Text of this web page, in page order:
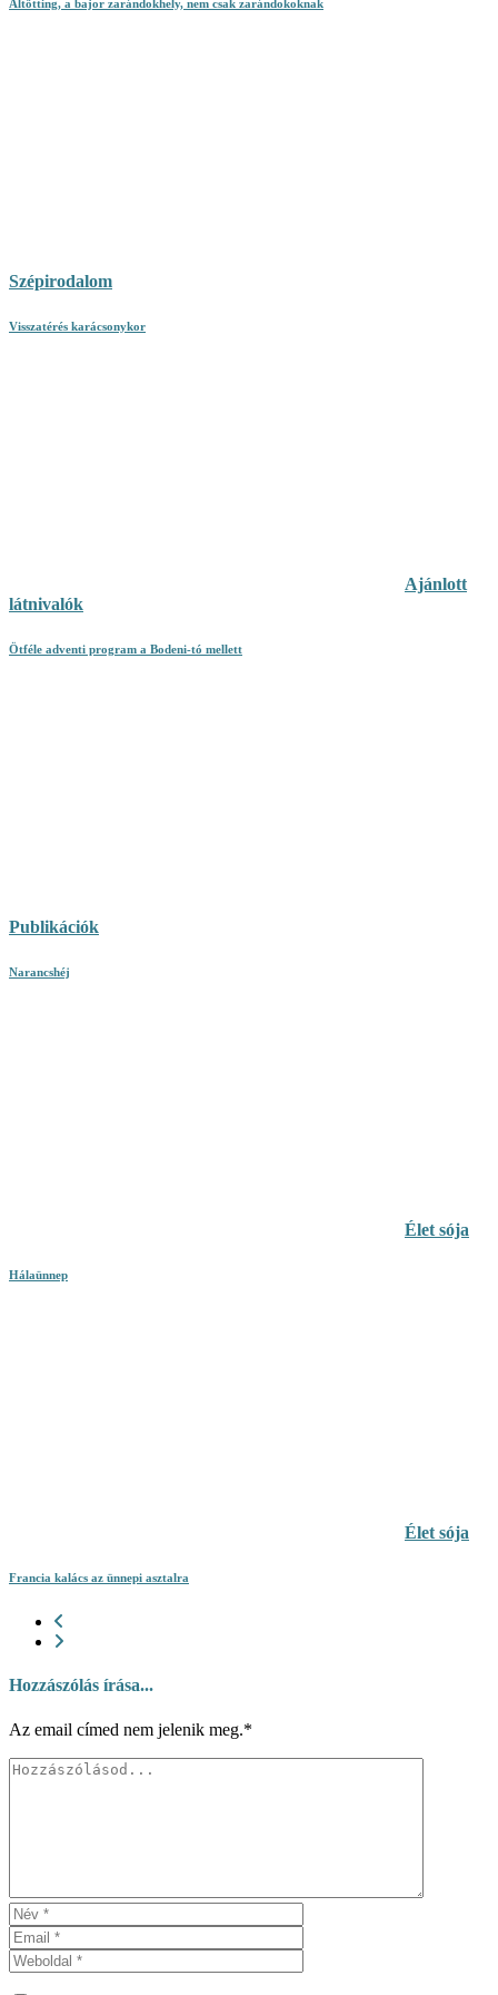
Altötting, a bajor zarándokhely, nem csak zarándokoknak
Szépirodalom
Visszatérés karácsonykor
Ajánlott
látnivalók
Ötféle adventi program a Bodeni-tó mellett
Publikációk
Narancshéj
Élet sója
Hálaünnep
Élet sója
Francia kalács az ünnepi asztalra
Hozzászólás írása...
Az email címed nem jelenik meg.*